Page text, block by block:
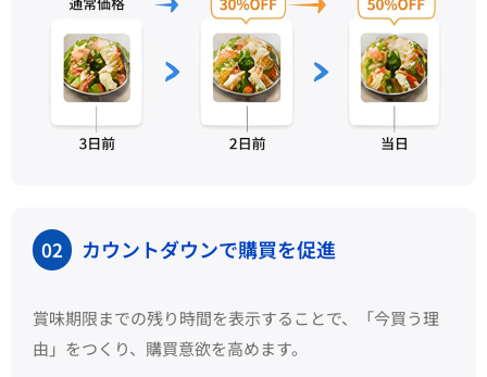
02 カウントダウンで購買を促進
賞味期限までの残り時間を表示することで、「今買う理
由」をつくり、購買意欲を高めます。